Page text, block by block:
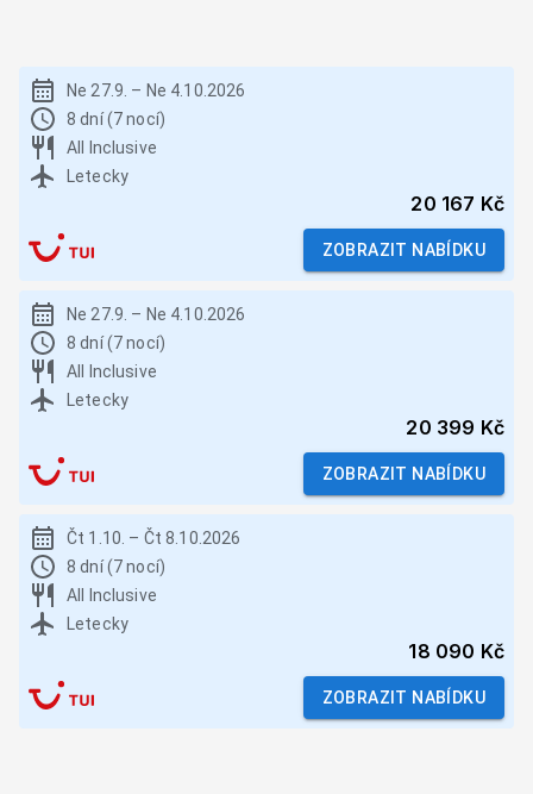
Ne 27.9. – Ne 4.10.2026
8 dní (7 nocí)
All Inclusive
Letecky
20 167 Kč
ZOBRAZIT NABÍDKU
Ne 27.9. – Ne 4.10.2026
8 dní (7 nocí)
All Inclusive
Letecky
20 399 Kč
ZOBRAZIT NABÍDKU
Čt 1.10. – Čt 8.10.2026
8 dní (7 nocí)
All Inclusive
Letecky
18 090 Kč
ZOBRAZIT NABÍDKU